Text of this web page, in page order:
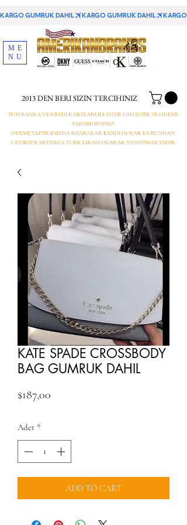
KARGO GUMRUK DAHIL
2013 DEN BERI SIZIN TERCIHINIZ
TUM BANKA VE KREDI KARTLARI ILE ISTER USD ISTER TL ODEME
YAPABILIRSINIZ
ODEME YAPTIGINIZDA BANKALAR KENDI DOLAR KURUNDAN
CEVIRIP KARTINIZA TURK LIRASI OLARAK YANSITMAKTADIR
ME
NU
KATE SPADE CROSSBODY
BAG GUMRUK DAHIL
$187,00
Adet *
ADD TO CART